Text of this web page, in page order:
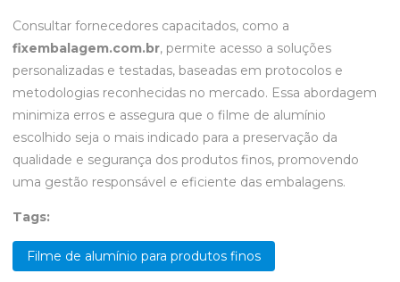
Consultar fornecedores capacitados, como a
fixembalagem.com.br, permite acesso a soluções
personalizadas e testadas, baseadas em protocolos e
metodologias reconhecidas no mercado. Essa abordagem
minimiza erros e assegura que o filme de alumínio
escolhido seja o mais indicado para a preservação da
qualidade e segurança dos produtos finos, promovendo
uma gestão responsável e eficiente das embalagens.
Tags:
Filme de alumínio para produtos finos